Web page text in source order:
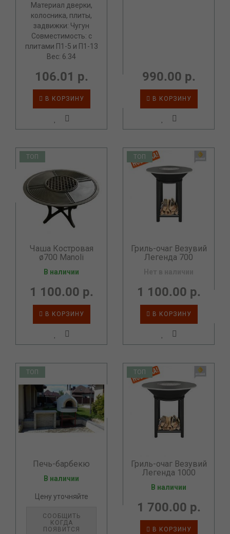
Материал дверки,
колосника, плиты,
задвижки: Чугун
Совместимость: с
плитами П1-5 и П1-13
Вес: 6.34
106.01 р.
В КОРЗИНУ
990.00 р.
В КОРЗИНУ
ТОП
Чаша Костровая
ø700 Manoli
В наличии
1 100.00 р.
В КОРЗИНУ
ТОП
Гриль-очаг Везувий
Легенда 700
1 100.00 р.
В КОРЗИНУ
ТОП
Печь-барбекю
В наличии
Цену уточняйте
СООБЩИТЬ
КОГДА
ПОЯВИТСЯ
ТОП
Гриль-очаг Везувий
Легенда 1000
В наличии
1 700.00 р.
В КОРЗИНУ